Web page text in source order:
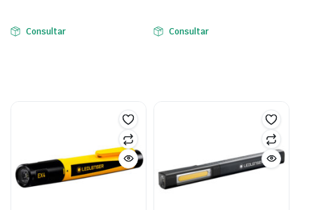
Consultar Consultar